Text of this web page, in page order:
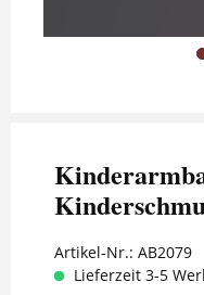
Artikel-Nr.: AB2079
Lieferzeit 3-5